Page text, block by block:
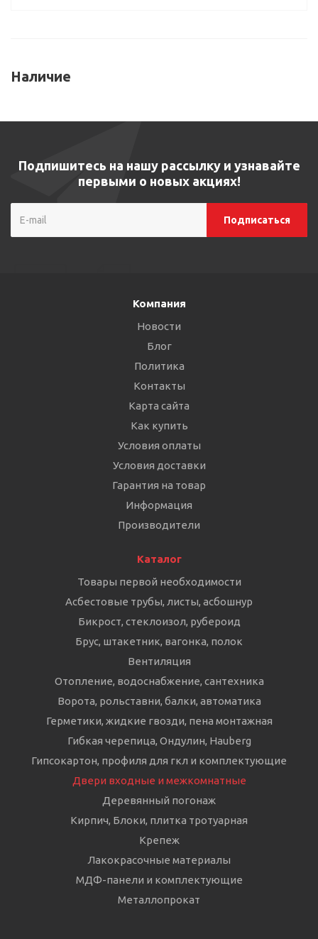
Наличие
Подпишитесь на нашу рассылку и узнавайте
первыми о новых акциях!
Компания
Новости
Блог
Политика
Контакты
Карта сайта
Как купить
Условия оплаты
Условия доставки
Гарантия на товар
Информация
Производители
Каталог
Товары первой необходимости
Асбестовые трубы, листы, асбошнур
Бикрост, стеклоизол, рубероид
Брус, штакетник, вагонка, полок
Вентиляция
Отопление, водоснабжение, сантехника
Ворота, рольставни, балки, автоматика
Герметики, жидкие гвозди, пена монтажная
Гибкая черепица, Ондулин, Hauberg
Гипсокартон, профиля для гкл и комплектующие
Двери входные и межкомнатные
Деревянный погонаж
Кирпич, Блоки, плитка тротуарная
Крепеж
Лакокрасочные материалы
МДФ-панели и комплектующие
Металлопрокат